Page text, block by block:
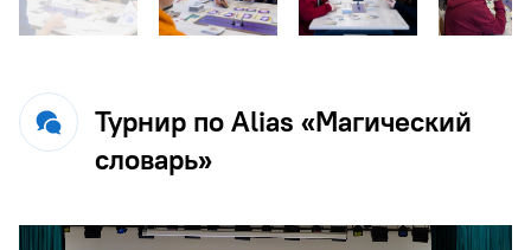
Турнир по Alias «Магический
словарь»